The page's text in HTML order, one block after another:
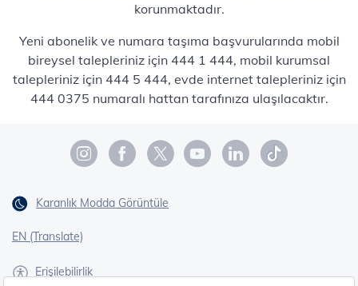
korunmaktadır.
Yeni abonelik ve numara taşıma başvurularında mobil
bireysel talepleriniz için 444 1 444, mobil kurumsal
talepleriniz için 444 5 444, evde internet talepleriniz için
444 0375 numaralı hattan tarafınıza ulaşılacaktır.
Karanlık Modda Görüntüle
EN (Translate)
Erişilebilirlik